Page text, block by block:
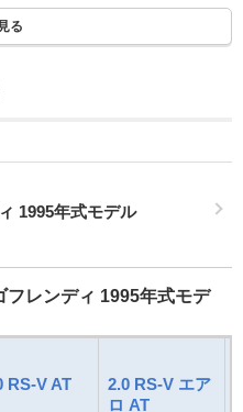
る
1995年式モデル
フレンディ 1995年式モデ
RS-V AT
2.0 RS-V エア
ロ AT